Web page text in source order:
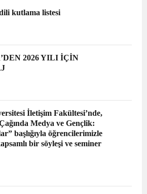
eş zamanlı
Şiddet
anıyoruz.
dört
tek yürek
sömürüye
olarak
Bundan
bedel
Kolları
eş
kutlama listesi
2026 YILI İÇİN
İletişim Fakültesi’nde,
Medya ve Gençlik:
başlığıyla öğrencilerimizle
bir söyleşi ve seminer